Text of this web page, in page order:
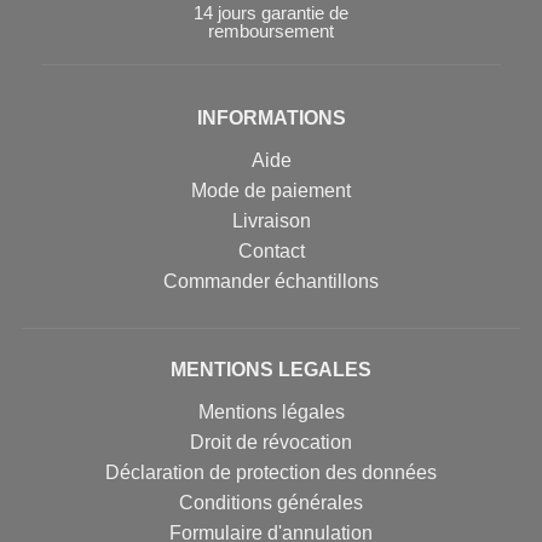
14 jours garantie de
remboursement
INFORMATIONS
Aide
Mode de paiement
Livraison
Contact
Commander échantillons
MENTIONS LEGALES
Mentions légales
Droit de révocation
Déclaration de protection des données
Conditions générales
Formulaire d'annulation